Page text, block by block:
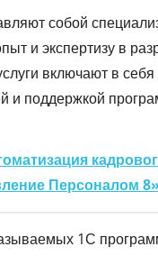
собой
и экспертизу в
включают в
и поддержкой
Персоналом
1С